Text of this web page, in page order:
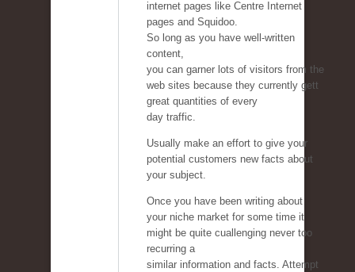
internet pages like Centre Internet
pages and Squidoo.
So long as you have well-written
content,
you can garner lots of visitors from the
web sites because they currently gett
great quantities of every
day traffic.
Usually make an effort to give your
potential customers new facts about
your subject.
Once you have been writing about
your niche market for some time it
might be quite cuallenging never too
recurring a
similar information and facts. Attempt